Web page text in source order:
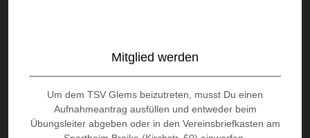
Mitglied werden
Um dem TSV Glems beizutreten, musst Du einen
Aufnahmeantrag ausfüllen und entweder beim
Übungsleiter abgeben oder in den Vereinsbriefkasten am